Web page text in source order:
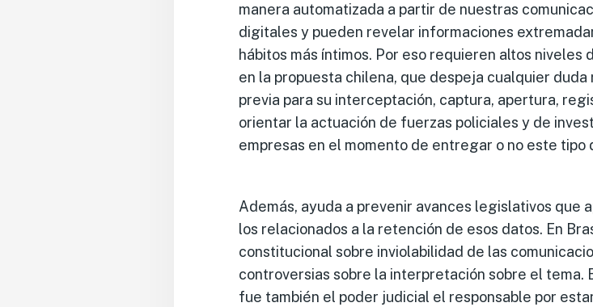
manera automatizada a partir de nuestras
digitales y pueden revelar informaciones
hábitos más íntimos. Por eso requieren altos
en la propuesta chilena, que despeja cualquier
previa para su interceptación, captura, apertura,
orientar la actuación de fuerzas policiales y de
empresas en el momento de entregar o no este tipo
Además, ayuda a prevenir avances legislativos que
los relacionados a la retención de esos datos. En
constitucional sobre inviolabilidad de las
controversias sobre la interpretación sobre el tema.
fue también el poder judicial el responsable por